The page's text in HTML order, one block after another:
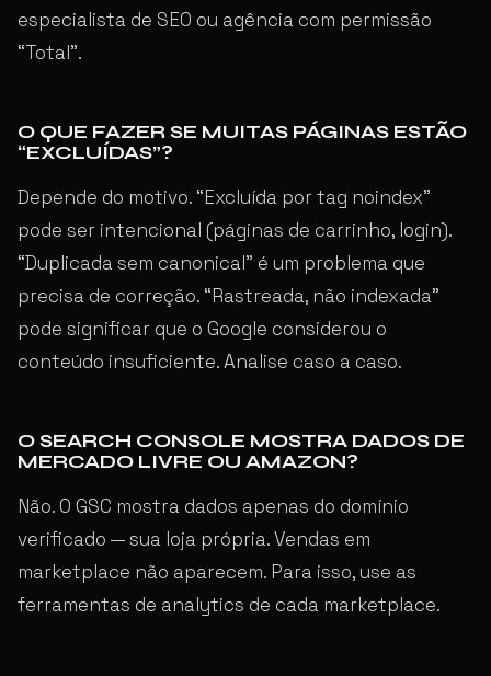
especialista de SEO ou agência com permissão
“Total”.
O QUE FAZER SE MUITAS PÁGINAS ESTÃO
“EXCLUÍDAS”?
Depende do motivo. “Excluída por tag noindex”
pode ser intencional (páginas de carrinho, login).
“Duplicada sem canonical” é um problema que
precisa de correção. “Rastreada, não indexada”
pode significar que o Google considerou o
conteúdo insuficiente. Analise caso a caso.
O SEARCH CONSOLE MOSTRA DADOS DE
MERCADO LIVRE OU AMAZON?
Não. O GSC mostra dados apenas do domínio
verificado — sua loja própria. Vendas em
marketplace não aparecem. Para isso, use as
ferramentas de analytics de cada marketplace.